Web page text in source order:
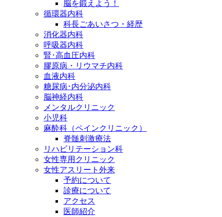
脳を鍛えよう！
循環器内科
科長ごあいさつ・経歴
消化器内科
呼吸器内科
腎･高血圧内科
膠原病・リウマチ内科
血液内科
糖尿病･内分泌内科
脳神経内科
メンタルクリニック
小児科
麻酔科（ペインクリニック）
脊髄刺激療法
リハビリテーション科
女性専用クリニック
女性アスリート外来
予約について
診療について
アクセス
医師紹介